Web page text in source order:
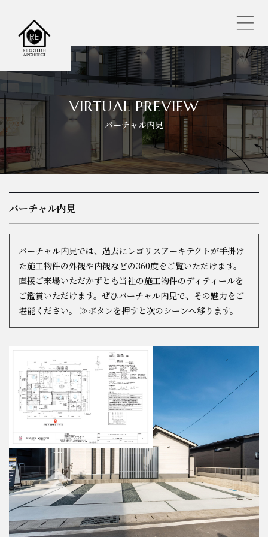
レゴリスの人気おすすめ仕様
REGOLITH STYLE
選べる工法
耐震へのこだわり
バーチャル内見
スタッフ紹介
会社概要
プライバシーポリシー
お問い合わせ
施工事例
イベント情報
分譲地情報
ブログ
VIRTUAL PREVIEW
バーチャル内見
バーチャル内見
バーチャル内見では、過去にレゴリスアーキテクトが手掛け
た施工物件の外観や内観などの360度をご覧いただけます。
直接ご来場いただかずとも当社の施工物件のディティールを
ご鑑賞いただけます。ぜひバーチャル内見で、その魅力をご
堪能ください。 ≫ボタンを押すと次のシーンへ移ります。